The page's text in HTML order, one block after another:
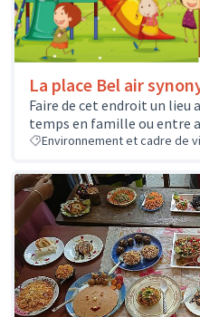
La place Bel air
Faire de cet endroit un lieu
temps en famille ou entre
Environnement et cadre de